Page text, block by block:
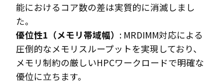
能におけるコア数の差は実質的に消滅しまし
た。
優位性1（メモリ帯域幅） : MRDIMM対応による
圧倒的なメモリスループットを実現しており、
メモリ制約の厳しいHPCワークロードで明確な
優位に立ちます。